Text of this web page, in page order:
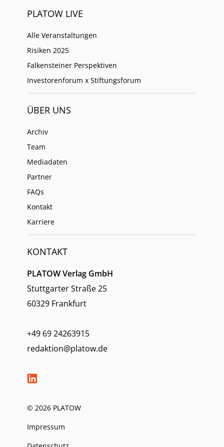
PLATOW LIVE
Alle Veranstaltungen
Risiken 2025
Falkensteiner Perspektiven
Investorenforum x Stiftungsforum
ÜBER UNS
Archiv
Team
Mediadaten
Partner
FAQs
Kontakt
Karriere
KONTAKT
PLATOW Verlag GmbH
Stuttgarter Straße 25
60329 Frankfurt
+49 69 24263915
redaktion@platow.de
© 2026 PLATOW
Impressum